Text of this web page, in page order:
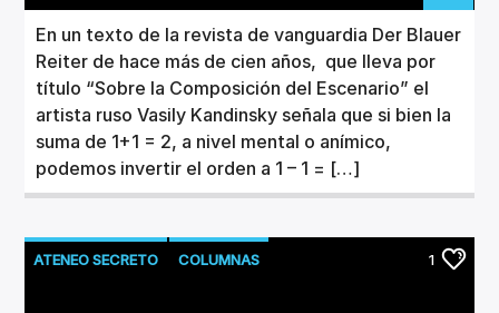
En un texto de la revista de vanguardia Der Blauer
Reiter de hace más de cien años, que lleva por
título “Sobre la Composición del Escenario” el
artista ruso Vasily Kandinsky señala que si bien la
suma de 1+1 = 2, a nivel mental o anímico,
podemos invertir el orden a 1 – 1 = […]
ATENEO SECRETO COLUMNAS 1